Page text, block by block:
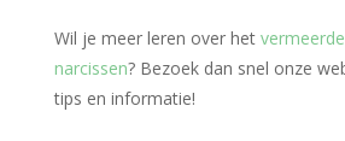
Wil je meer leren over het
narcissen? Bezoek dan snel onze
tips en informatie!